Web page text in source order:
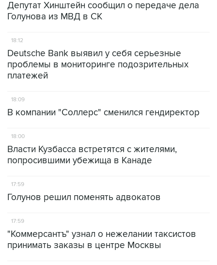
Депутат Хинштейн сообщил о передаче дела
Голунова из МВД в СК
18:12
Deutsche Bank выявил у себя серьезные
проблемы в мониторинге подозрительных
платежей
18:09
В компании "Соллерс" сменился гендиректор
18:00
Власти Кузбасса встретятся с жителями,
попросившими убежища в Канаде
17:59
Голунов решил поменять адвокатов
17:59
"Коммерсантъ" узнал о нежелании таксистов
принимать заказы в центре Москвы